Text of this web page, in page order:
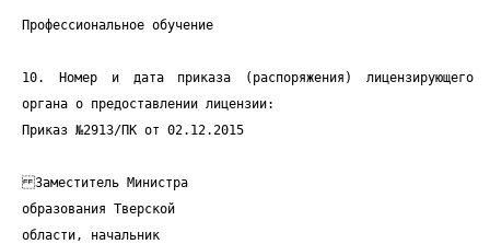
Профессиональное обучение
10. Номер и дата приказа (распоряжения) лицензирующего
органа о предоставлении лицензии:
Приказ №2913/ПК от 02.12.2015
Заместитель Министра
образования Тверской
области, начальник